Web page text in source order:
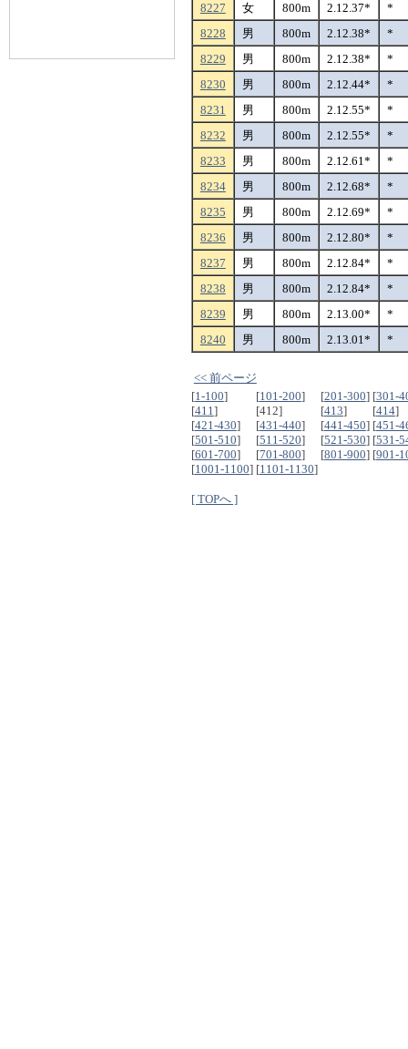
8227
女 800m 2.12.37*
*
8228
男 800m 2.12.38*
*
8229
男 800m 2.12.38*
*
8230
男 800m 2.12.44*
*
8231
男 800m 2.12.55*
*
8232
男 800m 2.12.55*
*
8233
男 800m 2.12.61*
*
8234
男 800m 2.12.68*
*
8235
男 800m 2.12.69*
*
8236
男 800m 2.12.80*
*
8237
男 800m 2.12.84*
*
8238
男 800m 2.12.84*
*
8239
男 800m 2.13.00*
*
8240
男 800m 2.13.01* *
<< 前ページ
[1-100] [101-200] [201-300] [301-
[411] [412] [413] [414]
[421-430] [431-440] [441-450] [451-
[501-510] [511-520] [521-530] [531-
[601-700] [701-800] [801-900] [901-
[1001-1100] [1101-1130]
[ TOPへ ]